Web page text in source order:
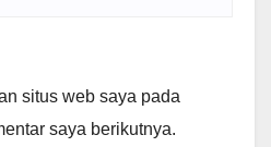
situs web saya pada
saya berikutnya.